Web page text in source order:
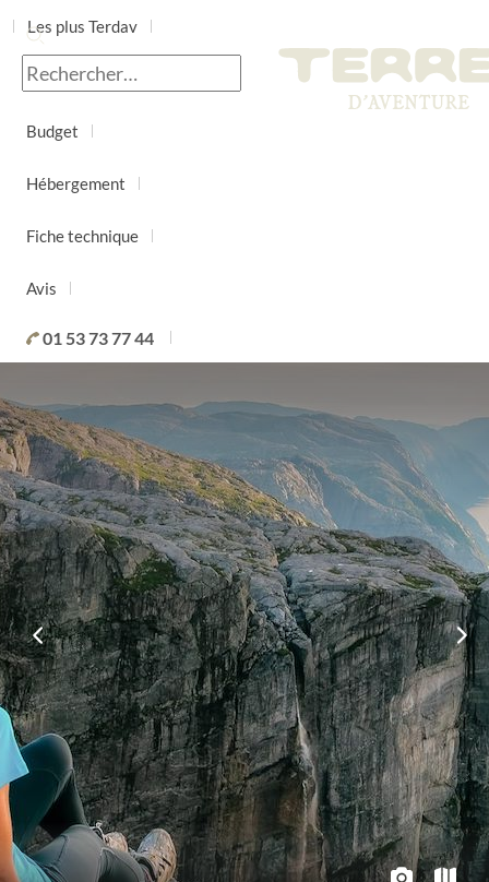
Les plus Terdav
Jour par jour
Budget
Hébergement
Fiche technique
Avis
01 53 73 77 44